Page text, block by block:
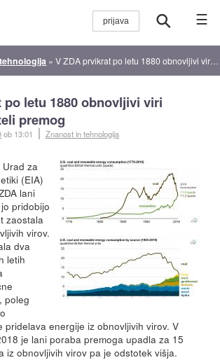
☰
»V ZDA prvikrat po letu 1880 obnovljivi viri energije prehiteli premog
po letu 1880 obnovljivi viri
premog
ob 13:01 Znanost in tehnologija
za
(EIA)
lani
pridobijo
zaostala
virov.
dva
letih
poleg
pridelava energije iz obnovljivih virov. V
je lani poraba premoga upadla za 15
iz obnovljivih virov pa je odstotek višja.